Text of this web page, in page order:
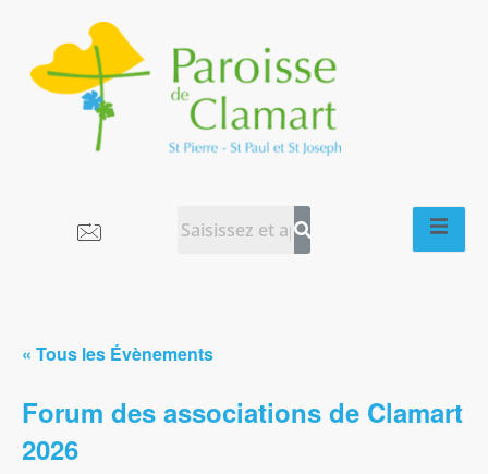
« Tous les Évènements
Forum des associations de Clamart
2026